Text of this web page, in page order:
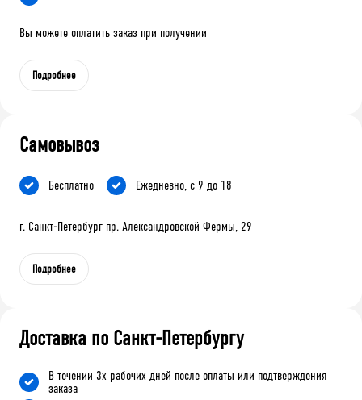
Вы можете оплатить заказ при получении
Подробнее
Самовывоз
Бесплатно Ежедневно, с 9 до 18
г. Санкт-Петербург пр. Александровской Фермы, 29
Подробнее
Доставка по Санкт-Петербургу
В течении 3х рабочих дней после оплаты или подтверждения
заказа